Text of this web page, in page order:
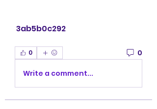
3ab5b0c292
0 0
Write a comment...